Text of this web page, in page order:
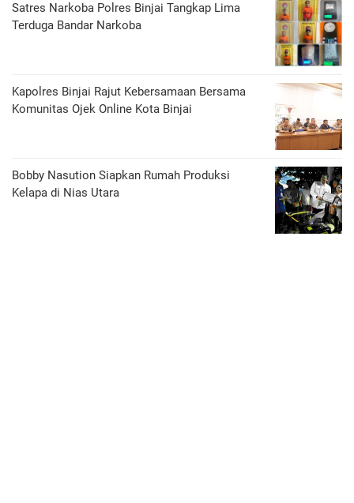
Satres Narkoba Polres Binjai Tangkap Lima
Terduga Bandar Narkoba
Kapolres Binjai Rajut Kebersamaan Bersama
Komunitas Ojek Online Kota Binjai
Bobby Nasution Siapkan Rumah Produksi
Kelapa di Nias Utara